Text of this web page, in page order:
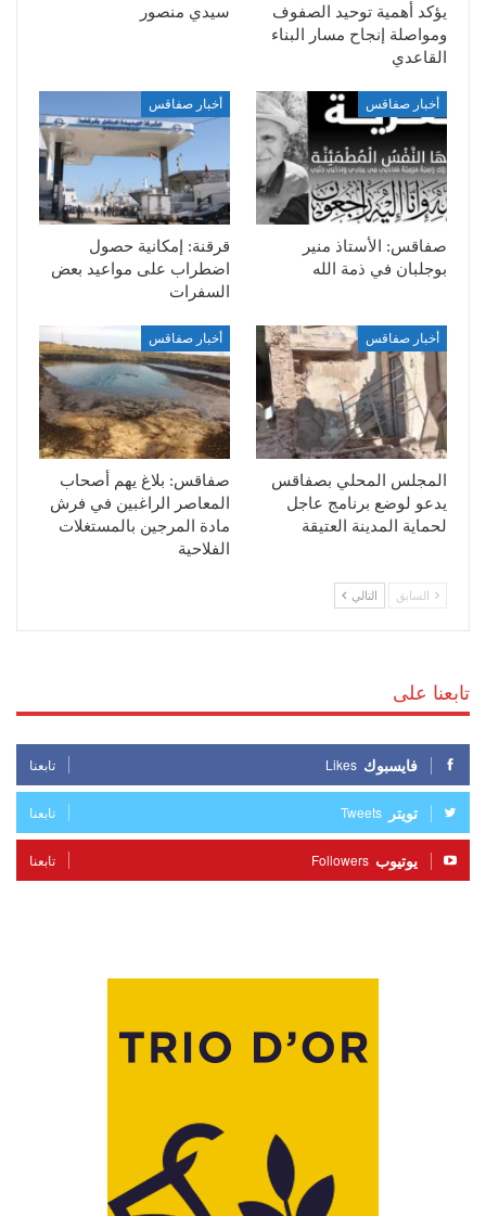
يؤكد أهمية توحيد الصفوف
ومواصلة إنجاح مسار البناء
القاعدي
سيدي منصور
أخبار صفاقس
صفاقس: الأستاذ منير
بوجلبان في ذمة الله
أخبار صفاقس
قرقنة: إمكانية حصول
اضطراب على مواعيد بعض
السفرات
أخبار صفاقس
المجلس المحلي بصفاقس
يدعو لوضع برنامج عاجل
لحماية المدينة العتيقة
أخبار صفاقس
صفاقس: بلاغ يهم أصحاب
المعاصر الراغبين في فرش
مادة المرجين بالمستغلات
الفلاحية
السابق التالي
تابعنا على
فايسبوك Likes تابعنا
تويتر Tweets تابعنا
يوتيوب Followers تابعنا